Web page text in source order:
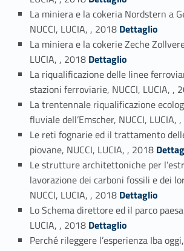
La miniera e la cokeria Nordstern a
NUCCI, LUCIA, , 2018Link identifier #identifier_person_182863-16
Dettaglio
La miniera e la cokerie Zeche
LUCIA, , 2018Link identifier #identifier_person_78309-17
Dettaglio
La riqualificazione delle linee
stazioni ferroviarie, NUCCI, LUCIA, ,
La trentennale riqualificazione
fluviale dell’Emscher, NUCCI, LUCIA,
Le reti fognarie ed il trattamento
piovane, NUCCI, LUCIA, , 2018Link identifier #identifier_person_43673-20
Le strutture architettoniche per
lavorazione dei carboni fossili e dei
NUCCI, LUCIA, , 2018Link identifier #identifier_person_24268-21
Dettaglio
Lo Schema direttore ed il parco
LUCIA, , 2018Link identifier #identifier_person_117828-22
Dettaglio
Perché rileggere l’esperienza Iba